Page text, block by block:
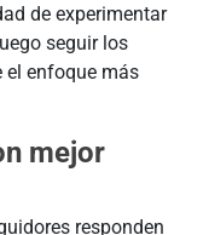
de experimentar
seguir los
el enfoque más
mejor
responden